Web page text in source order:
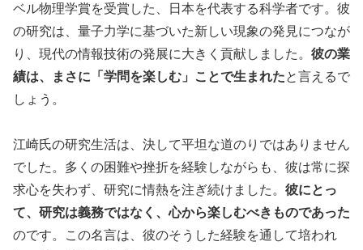
ベル物理学賞を受賞した、日本を代表する科学者です。彼
の研究は、量子力学に基づいた新しい現象の発見につなが
り、現代の情報技術の発展に大きく貢献しました。 彼の業
績は、まさに「学問を楽しむ」ことで生まれたと言えるで
しょう。
江崎氏の研究生活は、決して平坦な道のりではありません
でした。多くの困難や挫折を経験しながらも、彼は常に探
求心を失わず、研究に情熱を注ぎ続けました。 彼にとっ
て、研究は義務ではなく、心から楽しむべきものであった
のです。この名言は、彼のそうした経験を通して培われ